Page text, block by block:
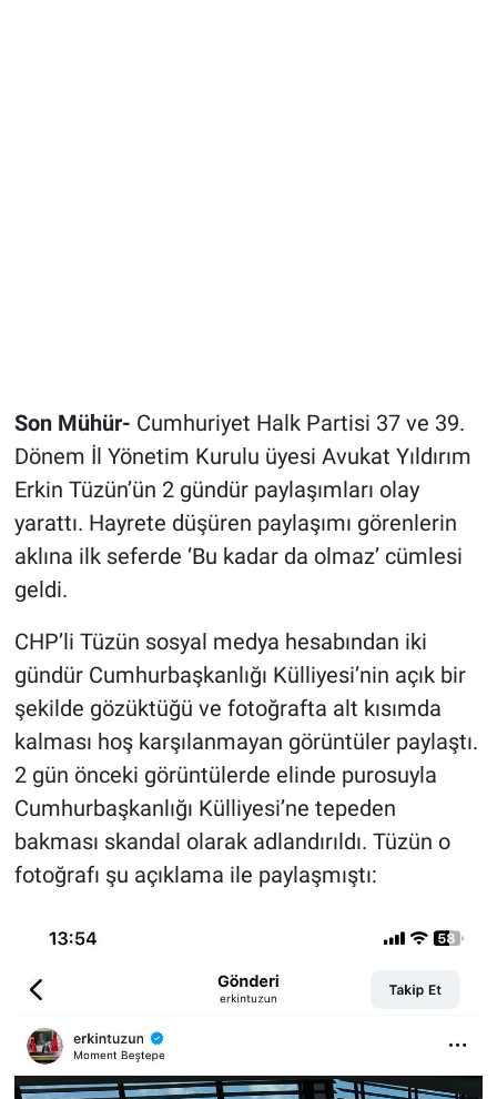
Son Mühür- Cumhuriyet Halk Partisi 37 ve 39.
Dönem İl Yönetim Kurulu üyesi Avukat Yıldırım
Erkin Tüzün’ün 2 gündür paylaşımları olay
yarattı. Hayrete düşüren paylaşımı görenlerin
aklına ilk seferde ‘Bu kadar da olmaz’ cümlesi
geldi.
CHP’li Tüzün sosyal medya hesabından iki
gündür Cumhurbaşkanlığı Külliyesi’nin açık bir
şekilde gözüktüğü ve fotoğrafta alt kısımda
kalması hoş karşılanmayan görüntüler paylaştı.
2 gün önceki görüntülerde elinde purosuyla
Cumhurbaşkanlığı Külliyesi’ne tepeden
bakması skandal olarak adlandırıldı. Tüzün o
fotoğrafı şu açıklama ile paylaşmıştı: